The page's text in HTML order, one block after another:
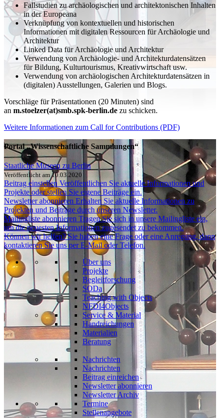
Fallstudien zu archäologischen und architektonischen Inhalten
in der Europeana
Verknüpfung von kontextuellen und historischen
Informationen mit digitalen Ressourcen für Archäologie und
Architektur
Linked Data für Archäologie und Architektur
Verwendung von Archäologie- und Architekturdatensätzen
für Bildung, Kulturtourismus, Kreativwirtschaft usw.
Verwendung von archäologischen Architekturdatensätzen in
(digitalen) Ausstellungen, Galerien und Blogs.
Vorschläge für Präsentationen (20 Minuten) sind
an m.stoelzer(at)smb.spk-berlin.de zu schicken.
Weitere Informationen zum Call for Contributions (PDF)
Portal „Wissenschaftliche Sammlungen“
Staatliche Museen zu Berlin
Veröffentlicht am 10.03.2020
Beitrag einstellen Veröffentlichen Sie aktuelle Informationen und
Projekte oder stellen Sie eigene Beiträge ein.
Newsletter abonnieren Erhalten Sie aktuelle Informationen zu
Projekten und Beiträge durch unseren Newsletter.
Mailingliste abonnieren Tragen Sie sich in unsere Mailingliste ein,
um die neuesten Informationen zugesendet zu bekommen.
Können wir helfen? Sie haben eine Frage oder eine Anregung, dann
kontaktieren Sie uns per E-Mail oder Telefon.
Über uns
Projekte
Begleitforschung
SODa
Teaching with Objects
NFDI4Objects
Service & Material
Handreichungen
Materialien
Beratung
Nachrichten
Nachrichten
Beitrag einreichen
Newsletter abonnieren
Newsletter Archiv
Termine
Stellenangebote